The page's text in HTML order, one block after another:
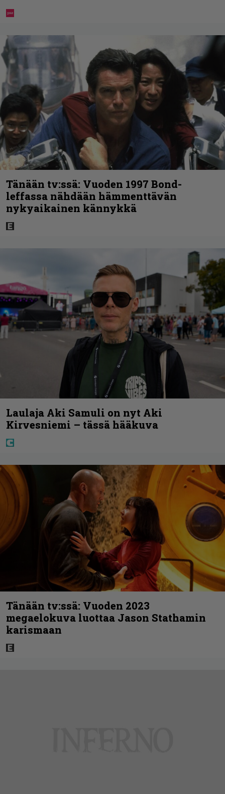
Tänään tv:ssä: Vuoden 1997 Bond-
leffassa nähdään hämmenttävän
nykyaikainen kännykkä
Laulaja Aki Samuli on nyt Aki
Kirvesniemi – tässä hääkuva
Tänään tv:ssä: Vuoden 2023
megaelokuva luottaa Jason Stathamin
karismaan